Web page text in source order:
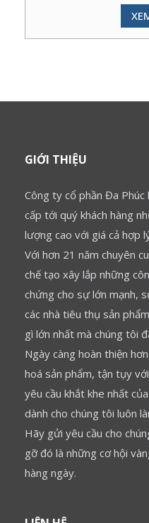
GIỚI THIỆU
Công ty cổ phần Đa Phúc
cấp tới quý khách hàng
lượng cao với giá cả hợp
Với hơn 21 năm chuyên
chế tạo xây lắp những
chứng cho sự lớn mạnh,
các nhà tiêu thụ sản
gì lớn nhất mà chúng tôi
Ngày càng hoàn thiện
hoá sản phẩm, tận tụy
yêu cầu khắt khe nhất
dành cho chúng tôi luôn
Hãy gửi yêu cầu cho
gỡ đó là những cơ hội
hàng ngày.